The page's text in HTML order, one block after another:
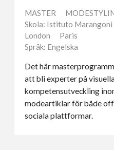
MASTER
Skola: Istituto Marangoni
London
Paris
Språk: Engelska
Det här
att bli experter på
kompetensutveckling
modeartiklar för både
sociala plattformar.